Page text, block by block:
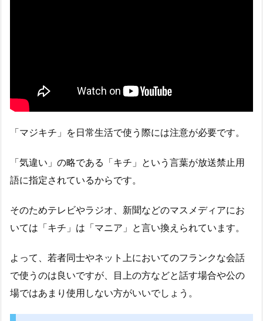
「マジキチ」を日常生活で使う際には注意が必要です。
「気違い」の略である「キチ」という言葉が放送禁止用
語に指定されているからです。
そのためテレビやラジオ、新聞などのマスメディアにお
いては「キチ」は「マニア」と言い換えられています。
よって、若者同士やネット上においてのフランクな会話
で使うのは良いですが、目上の方などと話す場合や公の
場ではあまり使用しない方がいいでしょう。